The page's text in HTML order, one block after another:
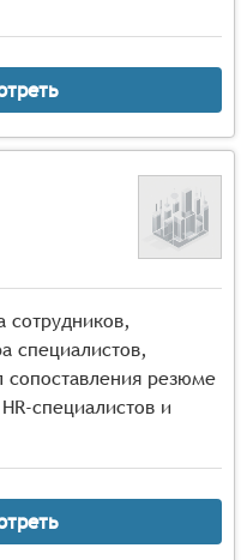
сотрудников,
специалистов,
резюме
специалистов и